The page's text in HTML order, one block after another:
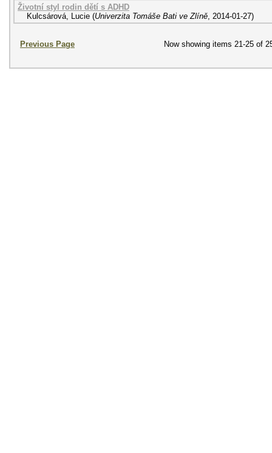
Životní styl rodin dětí s ADHD
Kulcsárová, Lucie (Univerzita Tomáše Bati ve Zlíně, 2014-01-27)
Previous Page Now showing items 21-25 of